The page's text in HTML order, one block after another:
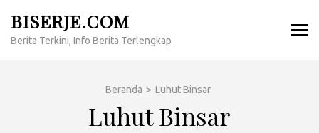
konten
BISERJE.COM
Berita Terkini, Info Berita Terlengkap
Beranda > Luhut Binsar
Luhut Binsar